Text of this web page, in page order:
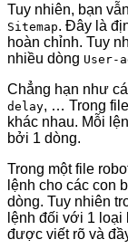
Tuy nhiên, bạn
Sitemap. Đây là
hoàn chỉnh. Tuy
nhiều dòng User-
Chẳng hạn như
delay, … Trong
khác nhau. Mỗi
bởi 1 dòng.
Trong một file
lệnh cho các con
dòng. Tuy nhiên
lệnh đối với 1 loại
được viết rõ và